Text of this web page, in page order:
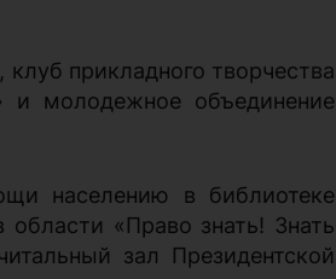
прикладного творчества
и молодежное объединение
населению в библиотеке
«Право знать! Знать
зал Президентской